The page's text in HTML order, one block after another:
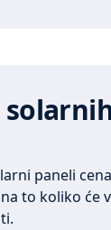
paneli
to koliko će